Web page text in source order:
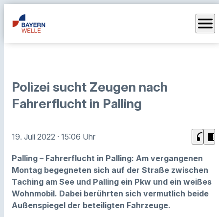
menu
Polizei sucht Zeugen nach
Fahrerflucht in Palling
19. Juli 2022 · 15:06 Uhr headphones chrome_reader_mode
Palling – Fahrerflucht in Palling: Am vergangenen
Montag begegneten sich auf der Straße zwischen
Taching am See und Palling ein Pkw und ein weißes
Wohnmobil. Dabei berührten sich vermutlich beide
Außenspiegel der beteiligten Fahrzeuge.